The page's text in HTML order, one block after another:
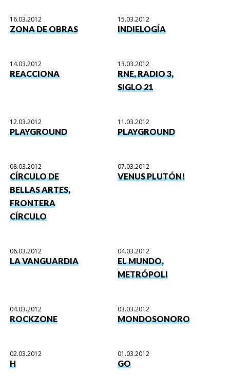
16.03.2012
ZONA DE OBRAS
15.03.2012
INDIELOGÍA
14.03.2012
REACCIONA
13.03.2012
RNE, RADIO 3,
SIGLO 21
12.03.2012
PLAYGROUND
11.03.2012
PLAYGROUND
08.03.2012
CÍRCULO DE
BELLAS ARTES,
FRONTERA
CÍRCULO
07.03.2012
VENUS PLUTÓN!
06.03.2012
LA VANGUARDIA
04.03.2012
EL MUNDO,
METRÓPOLI
04.03.2012
ROCKZONE
03.03.2012
MONDOSONORO
02.03.2012
H
01.03.2012
GO